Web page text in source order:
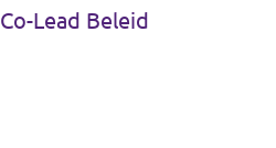
Co-Lead Beleid